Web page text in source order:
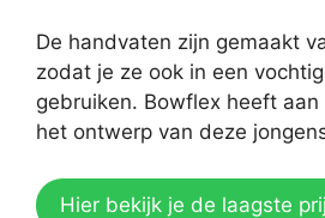
De handvaten zijn gemaakt
zodat je ze ook in een
gebruiken. Bowflex heeft
het ontwerp van deze
Hier bekijk je de laagste